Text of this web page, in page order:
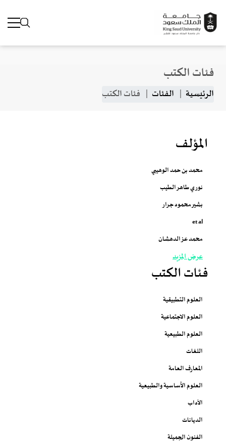
تجاوز إلى المحتوى الرئيسي
فئات الكتب
مسار التنقل
الرئيسية الفئات فئات الكتب
المؤلف
محمد بن حمد الوهيبي
نوري طاهر الطيب
بشير محمود جرار
et al
محمد عز الدهشان
عرض المزيد
فئات الكتب
العلوم التطبيقية
العلوم الاجتماعية
العلوم الطبيعية
اللغات
المعارف العامة
العلوم الأساسية والطبيعية
الآداب
الديانات
الفنون الجميلة